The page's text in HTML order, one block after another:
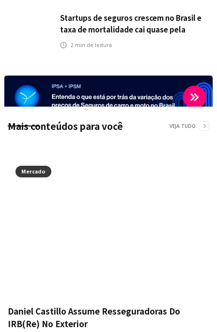
Startups de seguros crescem no Brasil e
taxa de mortalidade cai quase pela
metade, aponta estudo
2 min de leitura
Mais conteúdos para você VEJA TUDO
Mercado
Daniel Castillo Assume Resseguradoras Do
IRB(Re) No Exterior